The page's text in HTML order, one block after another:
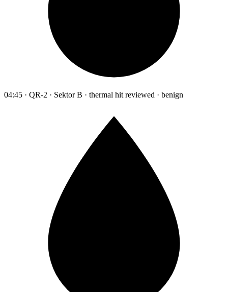
04:45 · QR-2 · Sektor B · thermal hit reviewed · benign